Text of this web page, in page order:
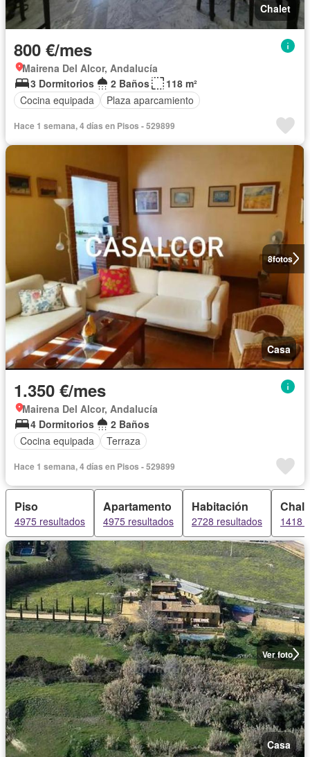
Chalet
800 €/mes
Mairena Del Alcor, Andalucía
3 Dormitorios
2 Baños
118 m²
Cocina equipada
Plaza aparcamiento
Hace 1 semana, 4 días en Pisos - 529899
8fotos
Casa
1.350 €/mes
Mairena Del Alcor, Andalucía
4 Dormitorios
2 Baños
Cocina equipada
Terraza
Hace 1 semana, 4 días en Pisos - 529899
Piso
4975 resultados
Apartamento
4975 resultados
Habitación
2728 resultados 1418
Ver foto
Casa